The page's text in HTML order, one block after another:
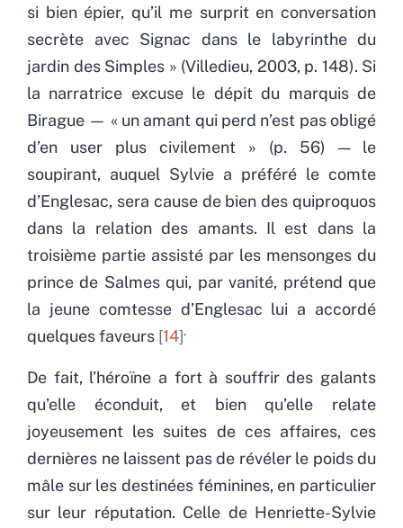
si bien épier, qu’il me surprit en conversation
secrète avec Signac dans le labyrinthe du
jardin des Simples » (Villedieu, 2003, p. 148). Si
la narratrice excuse le dépit du marquis de
Birague — « un amant qui perd n’est pas obligé
d’en user plus civilement » (p. 56) — le
soupirant, auquel Sylvie a préféré le comte
d’Englesac, sera cause de bien des quiproquos
dans la relation des amants. Il est dans la
troisième partie assisté par les mensonges du
prince de Salmes qui, par vanité, prétend que
la jeune comtesse d’Englesac lui a accordé
quelques faveurs 14 .
De fait, l’héroïne a fort à souffrir des galants
qu’elle éconduit, et bien qu’elle relate
joyeusement les suites de ces affaires, ces
dernières ne laissent pas de révéler le poids du
mâle sur les destinées féminines, en particulier
sur leur réputation. Celle de Henriette-Sylvie